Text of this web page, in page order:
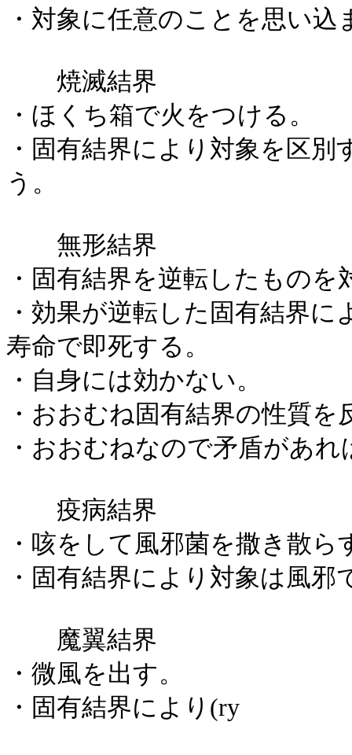
・対象に任意のことを思い
焼滅結界
・ほくち箱で火をつける。
・固有結界により対象を区
う。
無形結界
・固有結界を逆転したもの
・効果が逆転した固有結界
寿命で即死する。
・自身には効かない。
・おおむね固有結界の性質
・おおむねなので矛盾があ
疫病結界
・咳をして風邪菌を撒き散ら
・固有結界により対象は風邪
魔翼結界
・微風を出す。
・固有結界により(ry